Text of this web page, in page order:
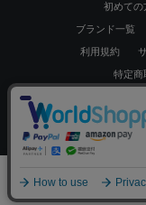
初めての
ブランド一覧
利用規約
特定商
Copyrights